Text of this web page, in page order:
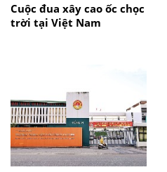
Cuộc đua xây cao ốc chọc
trời tại Việt Nam